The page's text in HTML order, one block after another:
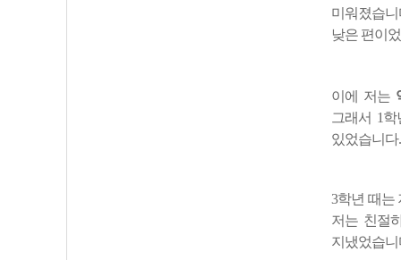
미워졌습
낮은 편이
이에 저는
그래서 1
있었습니다.
3학년 때는
저는 친절
지냈었습니